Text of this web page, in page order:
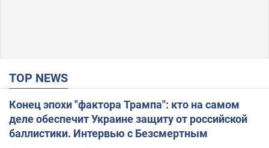
TOP NEWS
Конец эпохи "фактора Трампа": кто на самом
деле обеспечит Украине защиту от российской
баллистики. Интервью с Безсмертным